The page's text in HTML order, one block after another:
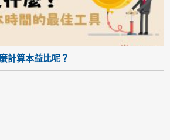
計算本益比呢？